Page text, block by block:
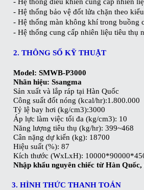
- Hệ thống bảo vệ đốt lửa chặn theo
- Hệ thống màn không khí trong buồng
- Hệ thống cung cấp nhiên liệu tiêu thụ
2. THÔNG SỐ KỸ THUẬT
Model: SMWB-P3000
Nhãn hiệu: Ssangma
Sản xuất và lắp ráp tại Hàn Quốc
Công suất đốt nóng (kcal/hr):1.800.000
Tỷ lệ bay hơi (kg/cm3):3000
Áp lực làm việc tối đa (kg/cm3): 10
Năng lượng tiêu thụ (kg/hr): 399~468
Cân nặng dự kiến (kg): 18700
Hiệu suất (%): 87
Kích thước (WxLxH):
Nhập khẩu nguyên chiếc từ Hàn
3. HÌNH THỨC THANH TOÁN